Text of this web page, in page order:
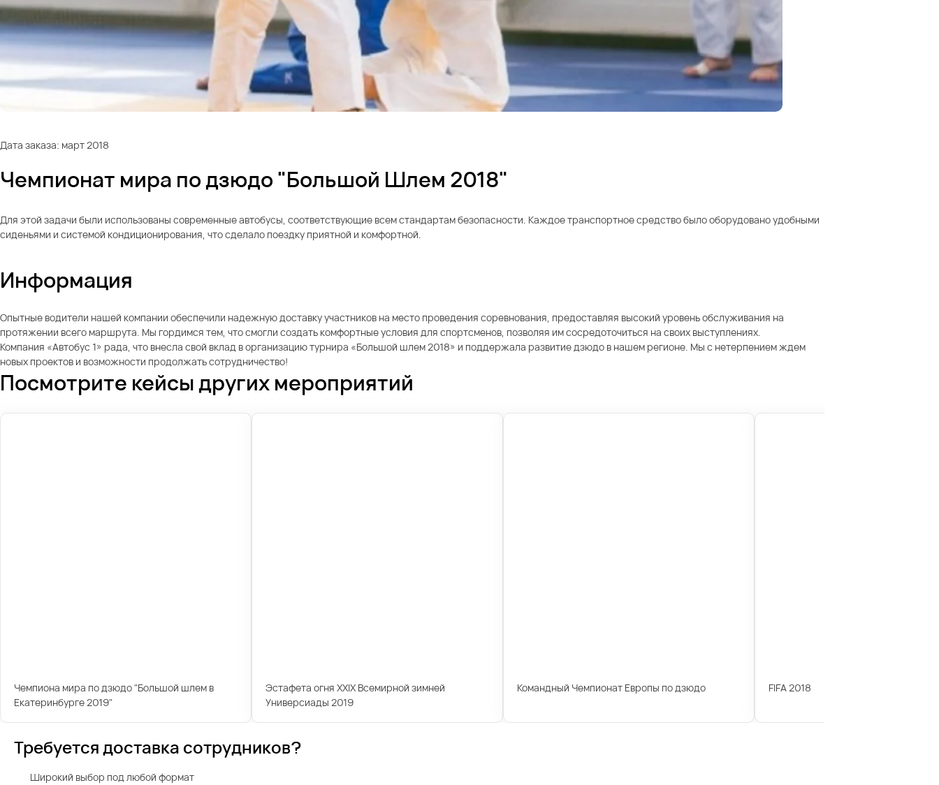
Дата заказа: март 2018
Чемпионат мира по дзюдо "Большой Шлем 2018"
Для этой задачи были использованы современные автобусы, соответствующие всем стандартам безопасности. Каждое транспортное средство было оборудовано удобными
сиденьями и системой кондиционирования, что сделало поездку приятной и комфортной.
Информация
Опытные водители нашей компании обеспечили надежную доставку участников на место проведения соревнования, предоставляя высокий уровень обслуживания на
протяжении всего маршрута. Мы гордимся тем, что смогли создать комфортные условия для спортсменов, позволяя им сосредоточиться на своих выступлениях.
Компания «Автобус 1» рада, что внесла свой вклад в организацию турнира «Большой шлем 2018» и поддержала развитие дзюдо в нашем регионе. Мы с нетерпением ждем
новых проектов и возможности продолжать сотрудничество!
Посмотрите кейсы других мероприятий
Чемпиона мира по дзюдо "Большой шлем в
Екатеринбурге 2019"
Эстафета огня XXIX Всемирной зимней
Универсиады 2019
Командный Чемпионат Европы по дзюдо FIFA 2018
Требуется доставка сотрудников?
Широкий выбор под любой формат